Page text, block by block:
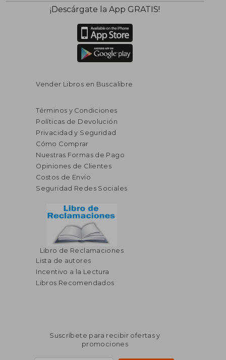
¡Descárgate la App GRATIS!
Vender Libros en Buscalibre
Términos y Condiciones
Políticas de Devolución
Privacidad y Seguridad
Cómo Comprar
Nuestras Formas de Pago
Opiniones de Clientes
Costos de Envío
Seguridad Redes Sociales
Libro de Reclamaciones
Lista de autores
Incentivo a la Lectura
Libros Recomendados
Suscríbete para recibir ofertas y
promociones